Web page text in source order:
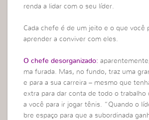
renda a lidar com o seu líder.
Cada chefe é de um jeito e o que você
aprender a conviver com eles.
O chefe desorganizado:
ma furada. Mas, no fundo, traz uma
e para a sua carreira – mesmo que
extra para dar conta de todo o trabalho
a você para ir jogar tênis. “Quando o
bre espaço para que a subordinada